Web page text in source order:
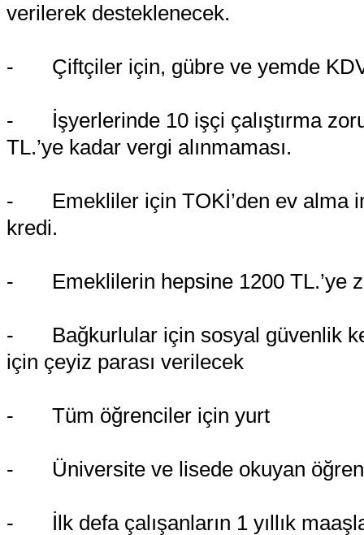
verilerek desteklenecek.
- Çiftçiler için, gübre ve yemde
-
İşyerlerinde 10 işçi çalıştırma
TL.’ye kadar vergi alınmaması.
-
Emekliler için TOKİ’den ev alma
kredi.
- Emeklilerin hepsine 1200 TL.’ye
-
Bağkurlular için sosyal güvenlik
için çeyiz parası verilecek
- Tüm öğrenciler için yurt
- Üniversite ve lisede okuyan
- İlk defa çalışanların 1 yıllık